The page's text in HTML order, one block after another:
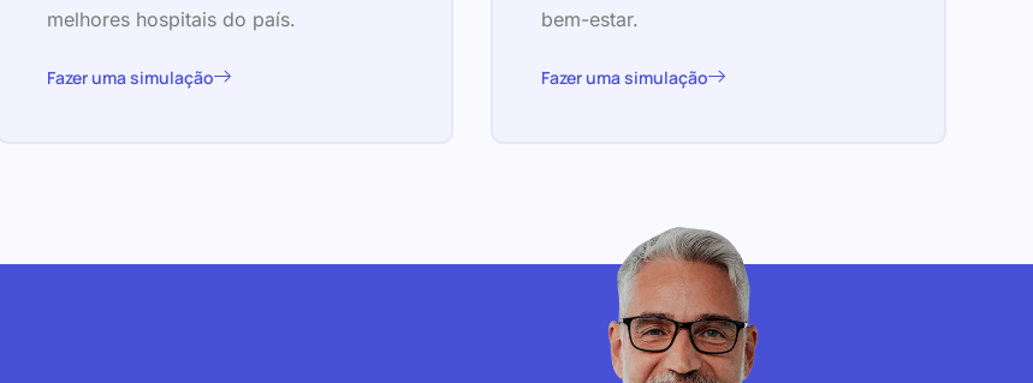
melhores hospitais do país.
Fazer uma simulação
bem-estar.
Fazer uma simulação